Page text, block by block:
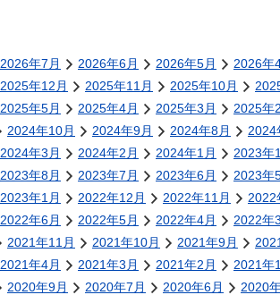
生涯学習
学校教育・奨学
金
人権・平和啓発
学校給食
児童クラブ
飯綱町コミュニ
ティスクール
食育
2026年7月 2026年6月 2026年5月 2026年
2025年12月 2025年11月 2025年10月
2025年5月 2025年4月 2025年3月 2025年
2024年10月 2024年9月 2024年8月 2024
2024年3月 2024年2月 2024年1月 2023年
2023年8月 2023年7月 2023年6月 2023年
2023年1月 2022年12月 2022年11月 2022
2022年6月 2022年5月 2022年4月 2022年
2021年11月 2021年10月 2021年9月
2021年4月 2021年3月 2021年2月 2021年
2020年9月 2020年7月 2020年6月 2020